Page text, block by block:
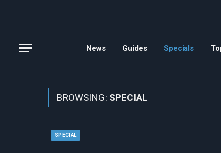
News Guides Specials
BROWSING: SPECIAL
SPECIAL